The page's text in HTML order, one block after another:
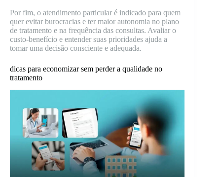
Por fim, o atendimento particular é indicado para quem
quer evitar burocracias e ter maior autonomia no plano
de tratamento e na frequência das consultas. Avaliar o
custo-benefício e entender suas prioridades ajuda a
tomar uma decisão consciente e adequada.
dicas para economizar sem perder a qualidade no
tratamento